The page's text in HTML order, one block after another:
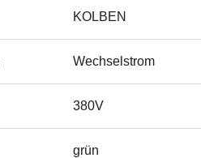
KOLBEN
Wechselstrom
380V
grün